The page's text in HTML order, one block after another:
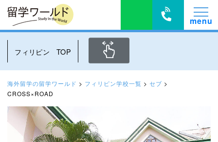
フィリピン TOP
海外留学の留学ワールド > フィリピン学校一覧 > セブ >
CROSS×ROAD